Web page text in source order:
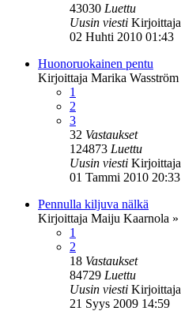
43030 Luettu
Uusin viesti Kirjoittaja
02 Huhti 2010 01:43
Huonoruokainen pentu
Kirjoittaja Marika Wasström
1
2
3
32 Vastaukset
124873 Luettu
Uusin viesti Kirjoittaja
01 Tammi 2010 20:33
Pennulla kiljuva nälkä
Kirjoittaja Maiju Kaarnola »
1
2
18 Vastaukset
84729 Luettu
Uusin viesti Kirjoittaja
21 Syys 2009 14:59